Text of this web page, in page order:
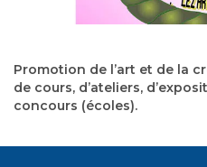
Promotion de l’art et de la
de cours, d’ateliers,
concours (écoles).